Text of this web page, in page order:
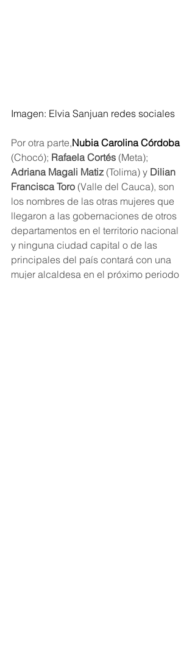
Imagen: Elvia Sanjuan redes sociales
Por otra parte,Nubia Carolina Córdoba
(Chocó); Rafaela Cortés (Meta);
Adriana Magali Matiz (Tolima) y Dilian
Francisca Toro (Valle del Cauca), son
los nombres de las otras mujeres que
llegaron a las gobernaciones de otros
departamentos en el territorio nacional
y ninguna ciudad capital o de las
principales del país contará con una
mujer alcaldesa en el próximo periodo